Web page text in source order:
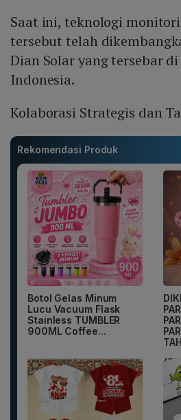
Saat ini, teknologi
tersebut telah
Dian Solar yang tersebar
Indonesia.
Kolaborasi Strategis dan
Rekomendasi Produk
Botol Gelas Minum
Lucu Vacuum Flask
Stainless TUMBLER
900ML Coffee...